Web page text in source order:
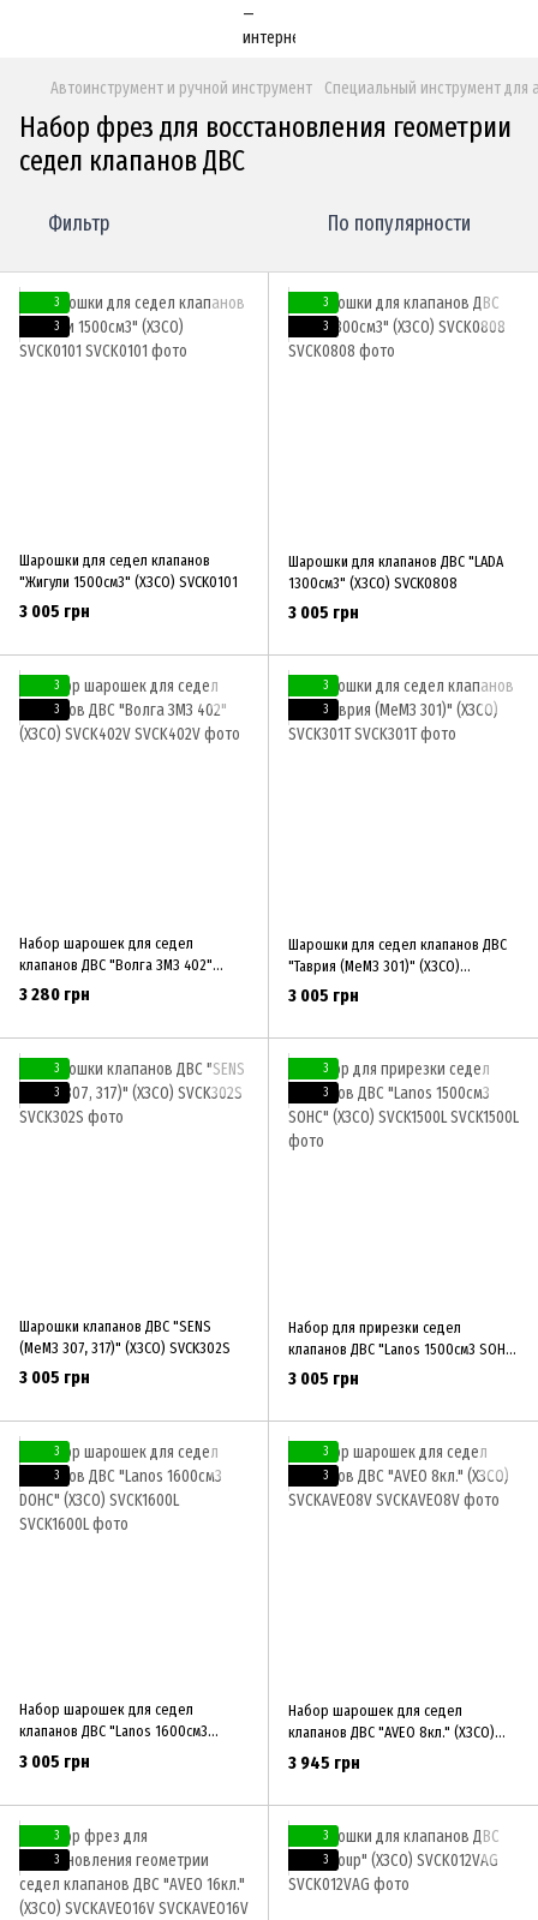
Автоинструмент и ручной инструмент Специальный инструмент для
Набор фрез для восстановления геометрии
седел клапанов ДВС
Фильтр По популярности
3
3
Шарошки для седел клапанов
"Жигули 1500см3" (ХЗСО) SVCK0101
3 005 грн
3
3
Шарошки для клапанов ДВС "LADA
1300см3" (ХЗСО) SVCK0808
3 005 грн
3
3
Набор шарошек для седел
клапанов ДВС "Волга ЗМЗ 402"
(ХЗСО) SVCK402V
3 280 грн
3
3
Шарошки для седел клапанов ДВС
"Таврия (МеМЗ 301)" (ХЗСО)
SVCK301T
3 005 грн
3
3
Шарошки клапанов ДВС "SENS
(МеМЗ 307, 317)" (ХЗСО) SVCK302S
3 005 грн
3
3
Набор для прирезки седел
клапанов ДВС "Lanos 1500см3 SOHC"
(ХЗСО) SVCK1500L
3 005 грн
3
3
Набор шарошек для седел
клапанов ДВС "Lanos 1600см3
DOHC" (ХЗСО) SVCK1600L
3 005 грн
3
3
Набор шарошек для седел
клапанов ДВС "AVEO 8кл." (ХЗСО)
SVCKAVEO8V
3 945 грн
3
3
3
3